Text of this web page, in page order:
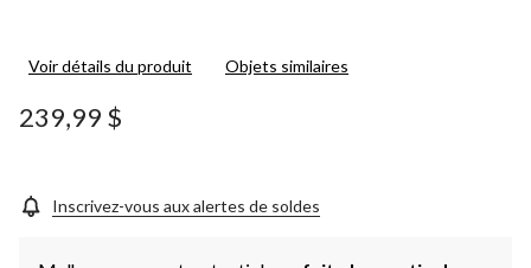
Voir détails du produit Objets similaires
239,99 $
Inscrivez-vous aux alertes de soldes